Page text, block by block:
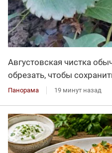
Августовская чистка
обрезать, чтобы
Панорама 19 минут назад